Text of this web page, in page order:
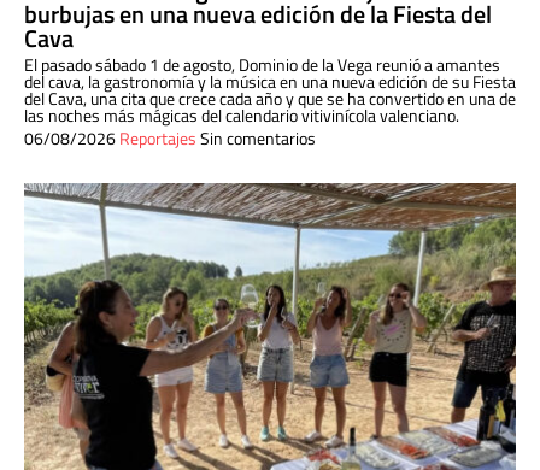
burbujas en una nueva edición de la Fiesta del
Cava
El pasado sábado 1 de agosto, Dominio de la Vega reunió a amantes
del cava, la gastronomía y la música en una nueva edición de su Fiesta
del Cava, una cita que crece cada año y que se ha convertido en una de
las noches más mágicas del calendario vitivinícola valenciano.
06/08/2026ReportajesSin comentarios